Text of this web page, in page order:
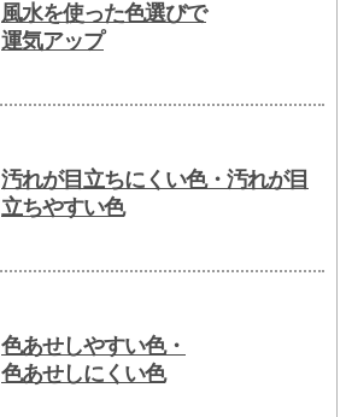
風水を使った色選びで
運気アップ
汚れが目立ちにくい色・汚れが目
立ちやすい色
色あせしやすい色・
色あせしにくい色